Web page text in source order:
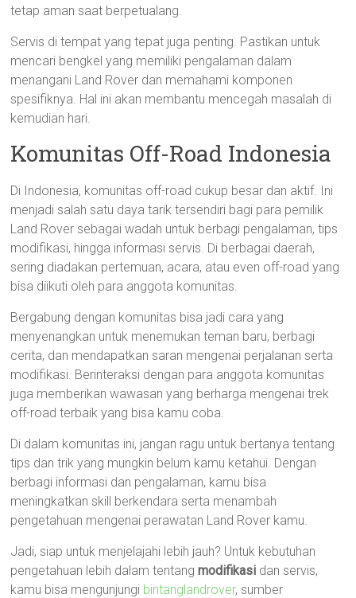
tetap aman saat berpetualang.
Servis di tempat yang tepat juga penting. Pastikan untuk
mencari bengkel yang memiliki pengalaman dalam
menangani Land Rover dan memahami komponen
spesifiknya. Hal ini akan membantu mencegah masalah di
kemudian hari.
Komunitas Off-Road Indonesia
Di Indonesia, komunitas off-road cukup besar dan aktif. Ini
menjadi salah satu daya tarik tersendiri bagi para pemilik
Land Rover sebagai wadah untuk berbagi pengalaman, tips
modifikasi, hingga informasi servis. Di berbagai daerah,
sering diadakan pertemuan, acara, atau even off-road yang
bisa diikuti oleh para anggota komunitas.
Bergabung dengan komunitas bisa jadi cara yang
menyenangkan untuk menemukan teman baru, berbagi
cerita, dan mendapatkan saran mengenai perjalanan serta
modifikasi. Berinteraksi dengan para anggota komunitas
juga memberikan wawasan yang berharga mengenai trek
off-road terbaik yang bisa kamu coba.
Di dalam komunitas ini, jangan ragu untuk bertanya tentang
tips dan trik yang mungkin belum kamu ketahui. Dengan
berbagi informasi dan pengalaman, kamu bisa
meningkatkan skill berkendara serta menambah
pengetahuan mengenai perawatan Land Rover kamu.
Jadi, siap untuk menjelajahi lebih jauh? Untuk kebutuhan
pengetahuan lebih dalam tentangmodifikasi dan servis,
kamu bisa mengunjungi bintanglandrover, sumber